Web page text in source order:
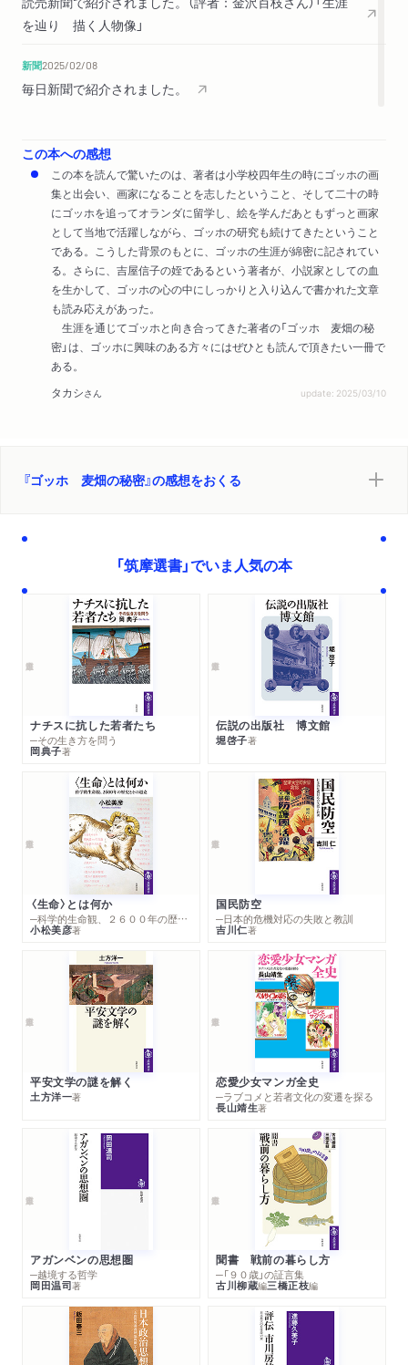
を辿り 描く人物像」
新聞2025/02/08
毎日新聞で紹介されました。
この本への感想
この本を読んで驚いたのは、著者は小学校四年生の時にゴッホの画
集と出会い、画家になることを志したということ、そして二十の時
にゴッホを追ってオランダに留学し、絵を学んだあともずっと画家
として当地で活躍しながら、ゴッホの研究も続けてきたということ
である。こうした背景のもとに、ゴッホの生涯が綿密に記されてい
る。さらに、吉屋信子の姪であるという著者が、小説家としての血
を生かして、ゴッホの心の中にしっかりと入り込んで書かれた文章
も読み応えがあった。
生涯を通じてゴッホと向き合ってきた著者の「ゴッホ 麦畑の秘
密」は、ゴッホに興味のある方々にはぜひとも読んで頂きたい一冊で
ある。
タカシさん update: 2025/03/10
『ゴッホ 麦畑の秘密』の感想をおくる
「筑摩選書」でいま人気の本
ナチスに抗した若者たち
─その生き方を問う
岡典子著
伝説の出版社 博文館
堀啓子著
〈生命〉とは何か
─科学的生命観、２６００年の歴史とその超克
小松美彦著
国民防空
─日本的危機対応の失敗と教訓
吉川仁著
平安文学の謎を解く
土方洋一著
恋愛少女マンガ全史
─ラブコメと若者文化の変遷を探る
長山靖生著
アガンベンの思想圏
─越境する哲学
岡田温司著
聞書 戦前の暮らし方
─「９０歳」の証言集
古川柳蔵編三橋正枝編